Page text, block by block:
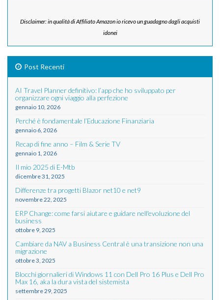
Disclaimer: in qualità di Affiliato Amazon io ricevo un guadagno dagli acquisti
idonei
Post Recenti
AI Travel Planner definitivo: l’app che ho sviluppato per
organizzare ogni viaggio alla perfezione
gennaio 10, 2026
Perché è fondamentale l’Educazione Finanziaria
gennaio 6, 2026
Recap di fine anno – Film & Serie TV
gennaio 1, 2026
Il mio 2025 di E-Mtb
dicembre 31, 2025
Differenze tra progetti Blazor net10 e net9
novembre 22, 2025
ERP Change: come farsi aiutare e guidare nell'evoluzione del
business
ottobre 9, 2025
Cambiare da NAV a Business Central è una transizione non una
migrazione
ottobre 3, 2025
Blocchi giornalieri di Windows 11 con Dell Pro 16 Plus e Dell Pro
Max 16, aka la dura vista del sistemista
settembre 29, 2025